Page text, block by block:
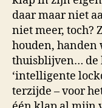
daar maar niet
niet meer, toch?
houden, handen
thuisblijven… de
‘intelligente
terzijde – voor